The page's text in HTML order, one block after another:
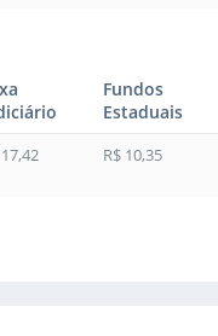
Fundos
Estaduais
R$ 10,35